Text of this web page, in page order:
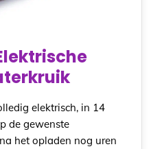
elektrisch, in 14
de gewenste
het opladen nog uren